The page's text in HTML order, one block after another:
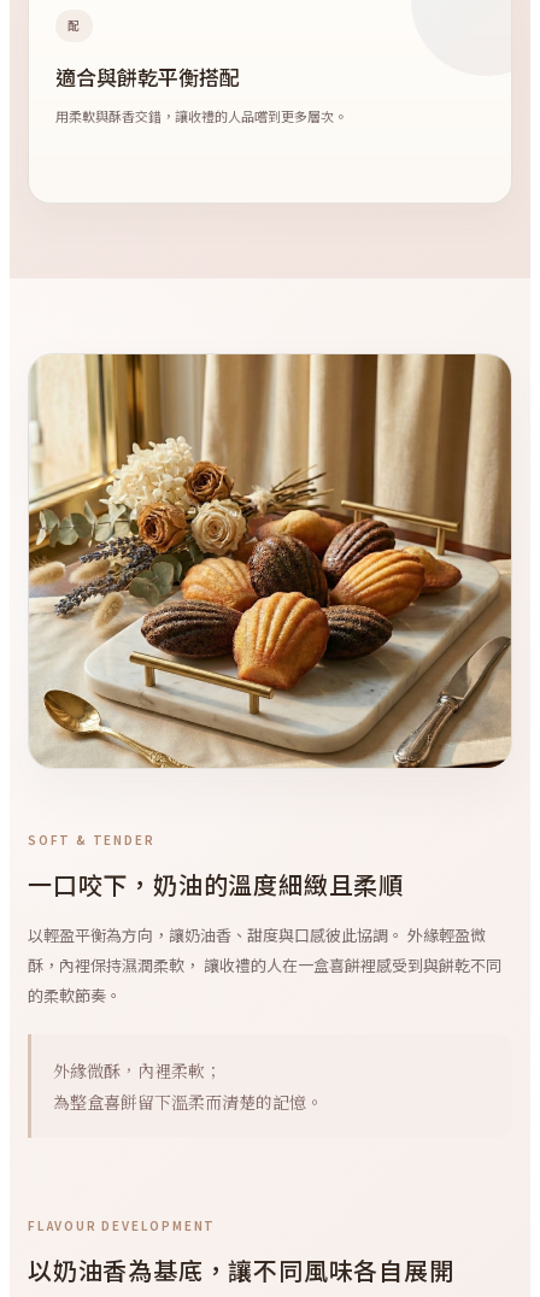
配
適合與餅乾平衡搭配
用柔軟與酥香交錯，讓收禮的人品嚐到更多層次。
SOFT & TENDER
一口咬下，奶油的溫度細緻且柔順
以輕盈平衡為方向，讓奶油香、甜度與口感彼此協調。 外緣輕盈微
酥，內裡保持濕潤柔軟， 讓收禮的人在一盒喜餅裡感受到與餅乾不同
的柔軟節奏。
外緣微酥，內裡柔軟；
為整盒喜餅留下溫柔而清楚的記憶。
FLAVOUR DEVELOPMENT
以奶油香為基底，讓不同風味各自展開